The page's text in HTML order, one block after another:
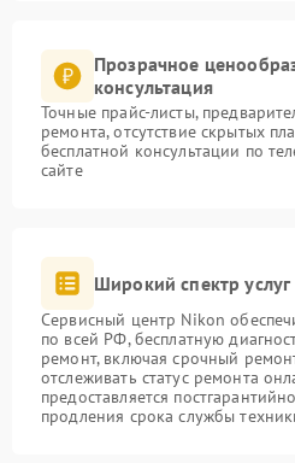
Прозрачное
консультация
Точные прайс-листы,
ремонта, отсутствие скрытых
бесплатной консультации по
сайте
Широкий спектр услуг
Сервисный центр Nikon
по всей РФ, бесплатную
ремонт, включая срочный
отслеживать статус ремонта
предоставляется
продления срока службы